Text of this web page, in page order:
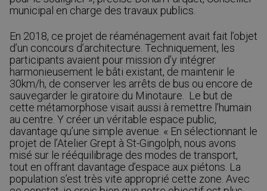
municipal en charge des travaux publics.
En 2018, ce projet de réaménagement avait fait l’objet
d’un concours d’architecture. Techniquement, les
participants avaient pour mission d’y intégrer
harmonieusement le bâti existant, de maintenir le
30km/h, de conserver les arrêts de bus ou encore de
sauvegarder le giratoire du Minotaure. Le but de
cette métamorphose visait aussi à remettre l’humain
au centre. Y créer un véritable espace public,
davantage qu’une simple avenue. « En sélectionnant le
projet de l’Atelier Grept à St-Gingolph, nous avons
misé sur le rééquilibrage des modes de transport,
tout en offrant davantage d’espace aux piétons. La
population s’est très vite approprié cette zone. Avec